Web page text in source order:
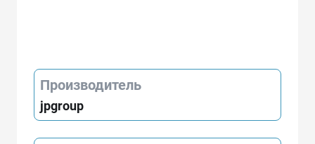
Производитель
jpgroup